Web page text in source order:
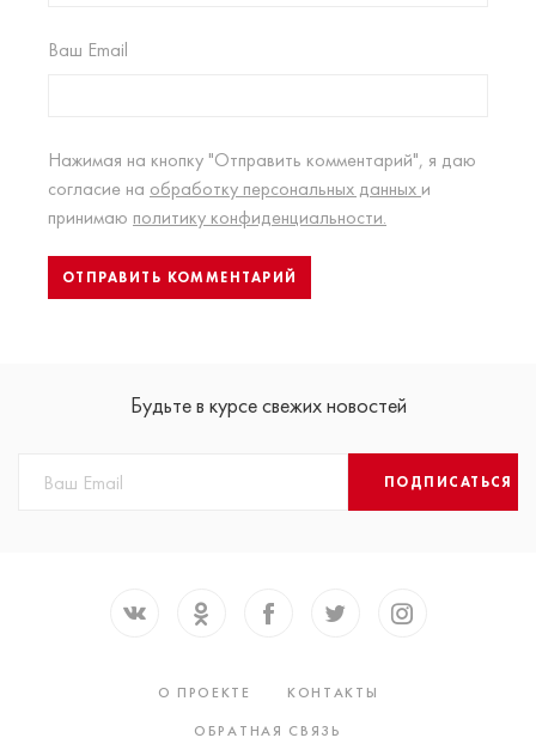
Ваш Email
Нажимая на кнопку "Отправить комментарий", я даю
согласие на обработку персональных данных и
принимаю политику конфиденциальности.
Будьте в курсе свежих новостей
ПОДПИСАТЬСЯ
О ПРОЕКТЕ
КОНТАКТЫ
ОБРАТНАЯ СВЯЗЬ